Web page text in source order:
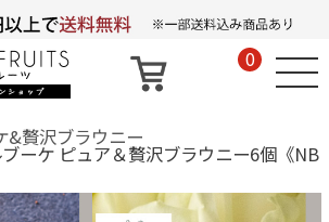
0
&贅沢ブラウニー
ブーケ ピュア＆贅沢ブラウニー6個《NB